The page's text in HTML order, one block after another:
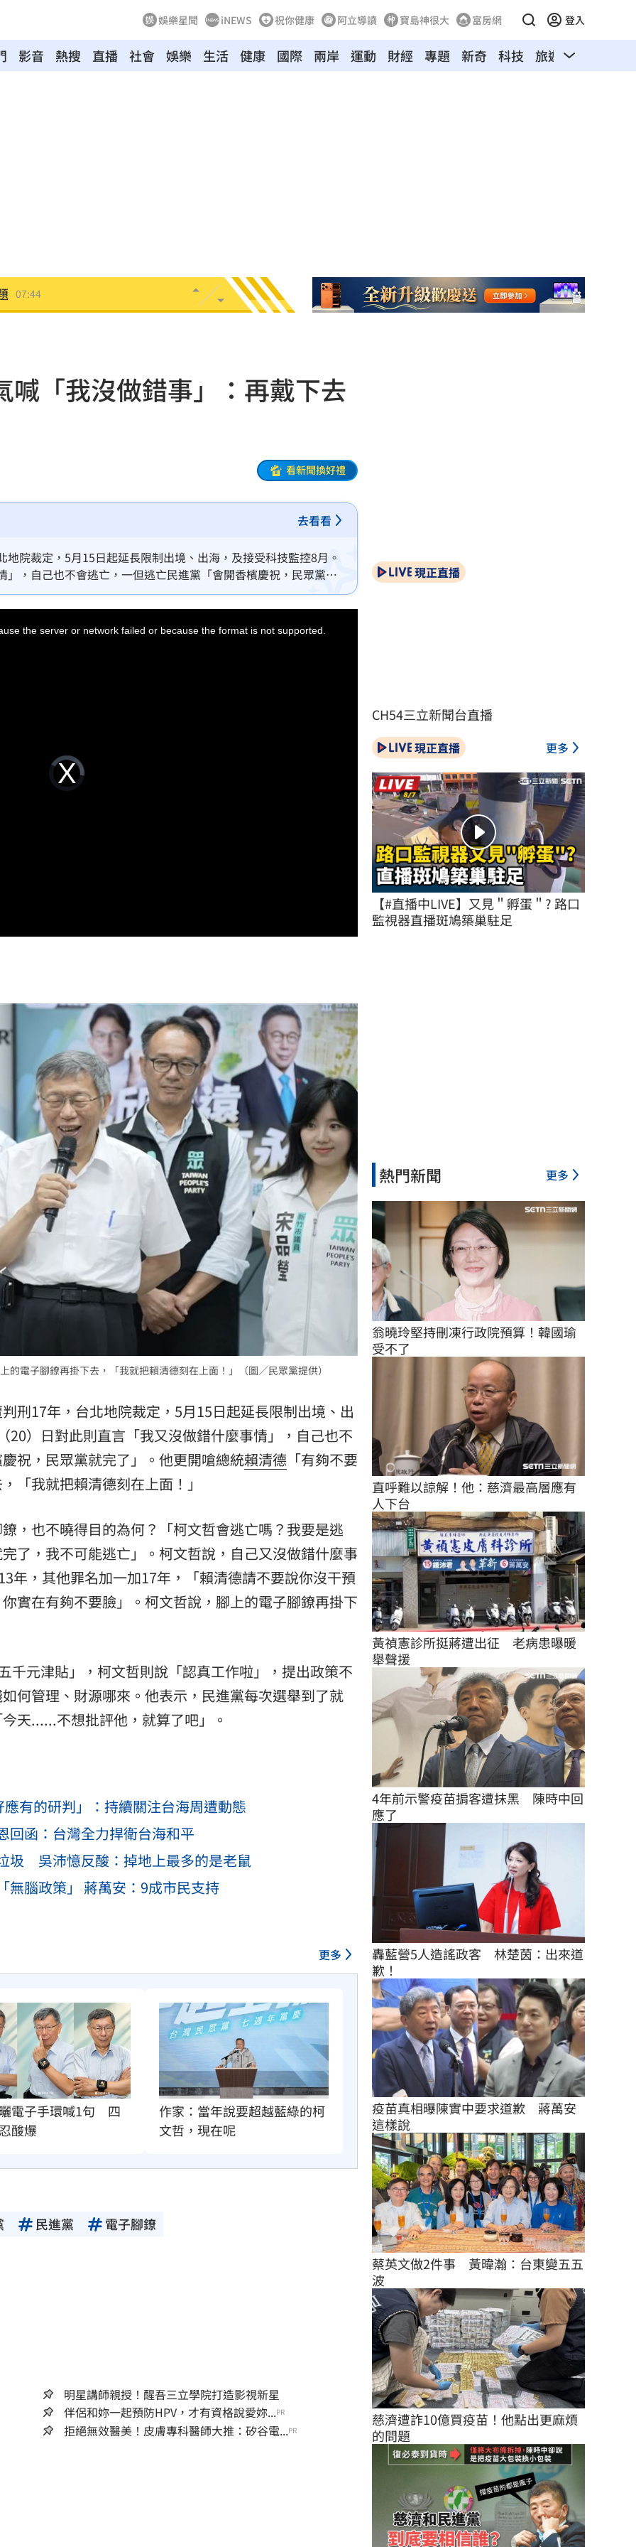
娛樂星聞 iNEWS 祝你健康 阿立導讀 寶島神很大 富房網 登入
影音 熱搜 直播 社會 娛樂 生活 健康 國際 兩岸 運動 財經 專題 新奇 科技 旅遊 汽車
07:44
07:20
產 06:52
10:30
喊「我沒做錯事」：再戴下去
看新聞換好禮
去看看
院裁定，5月15日起延長限制出境、出海，及接受科技監控8月。
，自己也不會逃亡，一但逃亡民進黨「會開香檳慶祝，民眾黨就
上的電子腳鐐再掛下去，「我就把賴清德刻在上面！」
Video
Player
loading.
the server or network failed or because the format is not supported.
電子腳鐐再掛下去，「我就把賴清德刻在上面！」（圖／民眾黨提供）
刑17年，台北地院裁定，5月15日起延長限制出境、出
20）日對此則直言「我又沒做錯什麼事情」，自己也不
祝，民眾黨就完了」。他更開嗆總統賴清德 「有夠不要
「我就把賴清德刻在上面！」
，也不曉得目的為何？「柯文哲會逃亡嗎？我要是逃
了，我不可能逃亡」。柯文哲說，自己又沒做錯什麼事
年，其他罪名加一加17年，「賴清德請不要說你沒干預
實在有夠不要臉」。柯文哲說，腳上的電子腳鐐再掛下
千元津貼」，柯文哲則說「認真工作啦」，提出政策不
何管理、財源哪來。他表示，民進黨每次選舉到了就
天......不想批評他，就算了吧」。
有的研判」：持續關注台海周遭動態
回函：台灣全力捍衛台海和平
圾 吳沛憶反酸：掉地上最多的是老鼠
無腦政策」 蔣萬安：9成市民支持
更多
電子手環喊1句　四
酸爆
作家：當年說要超越藍綠的柯
文哲，現在呢
民進黨 電子腳鐐
明星講師親授！醒吾三立學院打造影視新星
伴侶和妳一起預防HPV，才有資格說愛妳...PR
拒絕無效醫美！皮膚專科醫師大推：矽谷電...PR
現正直播
CH54三立新聞台直播
現正直播 更多
【#直播中LIVE】又見＂孵蛋＂? 路口
監視器直播斑鳩築巢駐足
熱門新聞 更多
翁曉玲堅持刪凍行政院預算！韓國瑜
受不了
直呼難以諒解！他：慈濟最高層應有
人下台
黃禎憲診所挺蔣遭出征　老病患曝暖
舉聲援
4年前示警疫苗掮客遭抹黑　陳時中回
應了
轟藍營5人造謠政客　林楚茵：出來道
歉！
疫苗真相曝陳實中要求道歉　蔣萬安
這樣說
蔡英文做2件事　黃暐瀚：台東變五五
波
慈濟遭詐10億買疫苗！他點出更麻煩
的問題